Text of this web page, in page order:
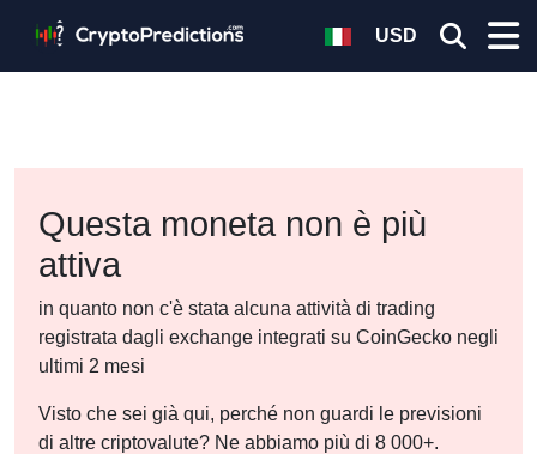
USD
Questa moneta non è più
attiva
in quanto non c'è stata alcuna attività di trading
registrata dagli exchange integrati su CoinGecko negli
ultimi 2 mesi
Visto che sei già qui, perché non guardi le previsioni
di altre criptovalute? Ne abbiamo più di 8 000+.